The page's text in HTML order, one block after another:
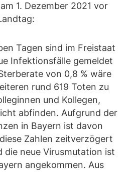
1. Dezember 2021 vor
Tagen sind im Freistaat
Infektionsfälle gemeldet
von 0,8 % wäre
rund 619 Toten zu
und Kollegen,
abfinden. Aufgrund der
in Bayern ist davon
Zahlen zeitverzögert
die neue Virusmutation ist
angekommen. Aus